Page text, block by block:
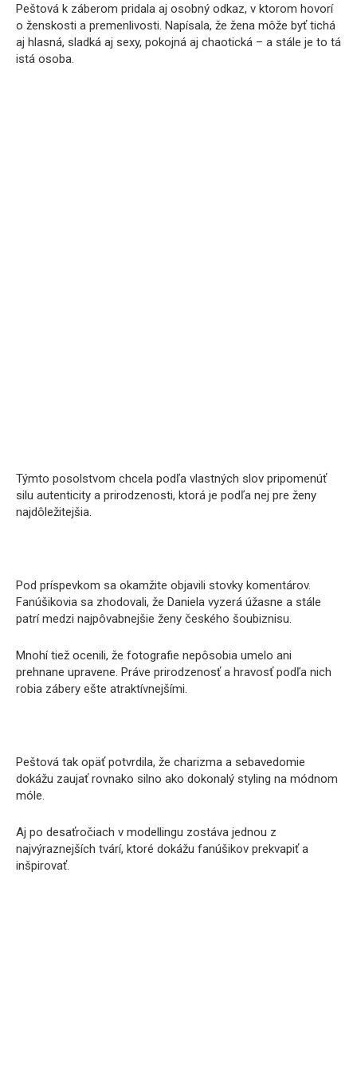
Peštová k záberom pridala aj osobný odkaz, v ktorom hovorí
o ženskosti a premenlivosti. Napísala, že žena môže byť tichá
aj hlasná, sladká aj sexy, pokojná aj chaotická – a stále je to tá
istá osoba.
Týmto posolstvom chcela podľa vlastných slov pripomenúť
silu autenticity a prirodzenosti, ktorá je podľa nej pre ženy
najdôležitejšia.
Pod príspevkom sa okamžite objavili stovky komentárov.
Fanúšikovia sa zhodovali, že Daniela vyzerá úžasne a stále
patrí medzi najpôvabnejšie ženy českého šoubiznisu.
Mnohí tiež ocenili, že fotografie nepôsobia umelo ani
prehnane upravene. Práve prirodzenosť a hravosť podľa nich
robia zábery ešte atraktívnejšími.
Peštová tak opäť potvrdila, že charizma a sebavedomie
dokážu zaujať rovnako silno ako dokonalý styling na módnom
móle.
Aj po desaťročiach v modellingu zostáva jednou z
najvýraznejších tvárí, ktoré dokážu fanúšikov prekvapiť a
inšpirovať.